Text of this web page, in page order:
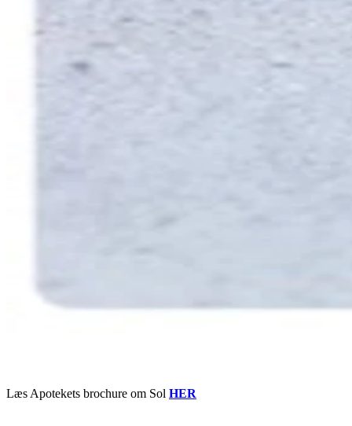
Læs Apotekets brochure om Sol HER